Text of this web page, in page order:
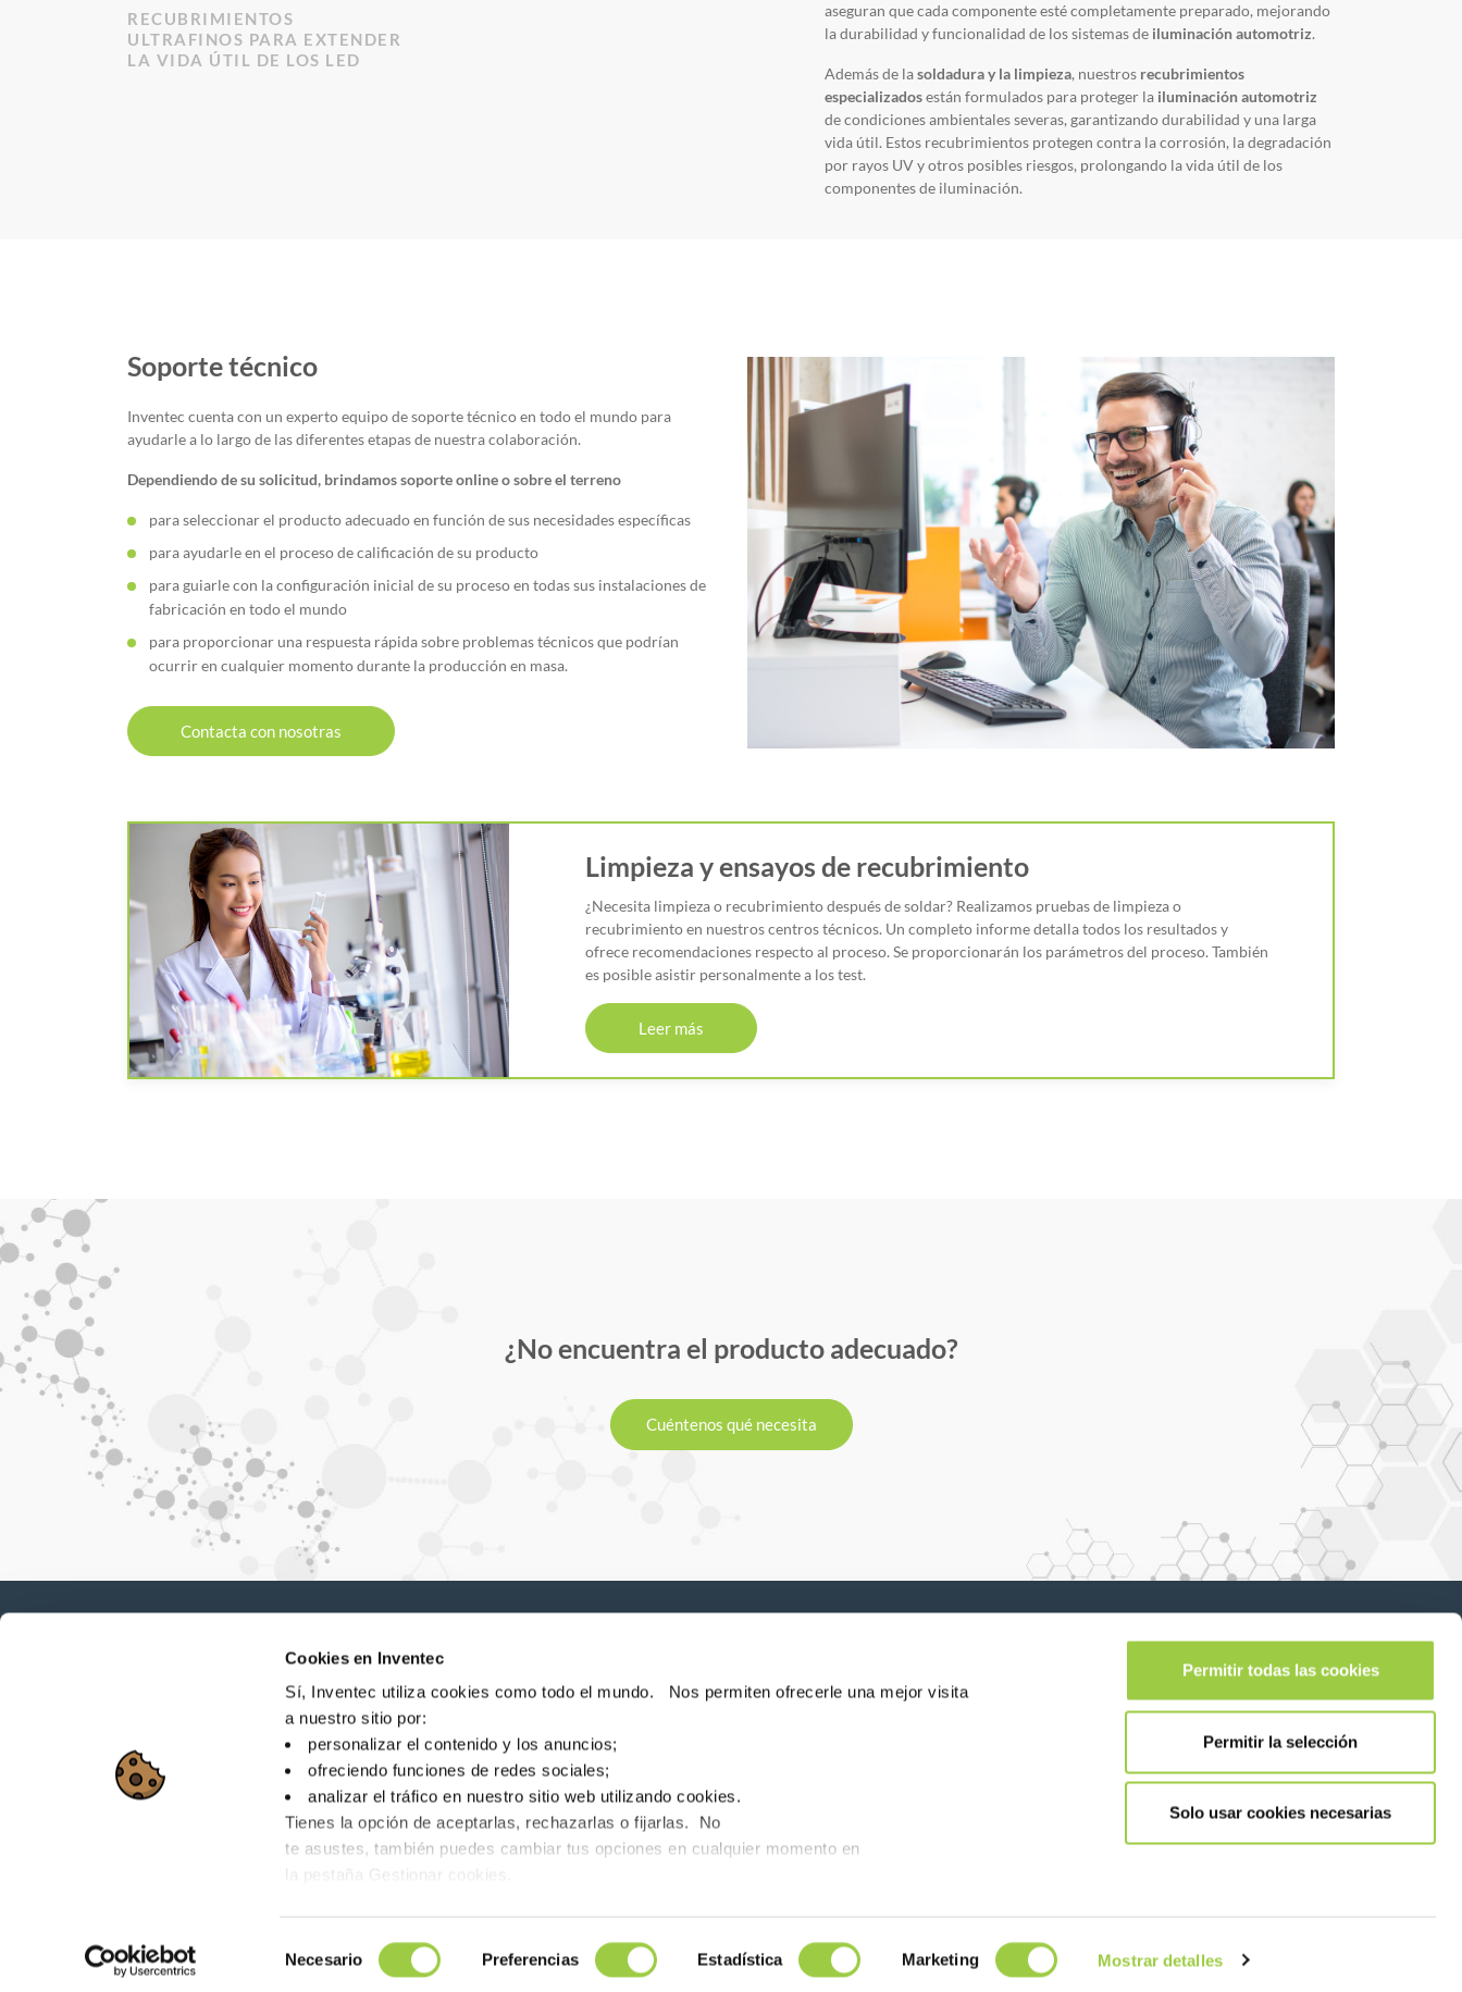
Cookies en Inventec
Sí, Inventec utiliza cookies como todo el mundo. Nos permiten ofrecerle una mejor visita
a nuestro sitio por:
personalizar el contenido y los anuncios;
ofreciendo funciones de redes sociales;
analizar el tráfico en nuestro sitio web utilizando cookies.
Tienes la opción de aceptarlas, rechazarlas o fijarlas. No
te asustes, también puedes cambiar tus opciones en cualquier momento en
la pestaña Gestionar cookies.
de
Necesario Preferencias Estadística Marketing Mostrar detalles
Permitir todas las cookies
Permitir la selección
Solo usar cookies necesarias
RECUBRIMIENTOS
ULTRAFINOS PARA EXTENDER
LA VIDA ÚTIL DE LOS LED
aseguran que cada componente esté completamente preparado, mejorando
la durabilidad y funcionalidad de los sistemas de iluminación automotriz.
Además de lasoldadura y la limpieza, nuestros recubrimientos
especializadosestán formulados para proteger la iluminación automotriz
de condiciones ambientales severas, garantizando durabilidad y una larga
vida útil. Estos recubrimientos protegen contra la corrosión, la degradación
por rayos UV y otros posibles riesgos, prolongando la vida útil de los
componentes de iluminación.
Soporte técnico
Inventec cuenta con un experto equipo de soporte técnico en todo el mundo para
ayudarle a lo largo de las diferentes etapas de nuestra colaboración.
Dependiendo de su solicitud, brindamos soporte online o sobre el terreno
para seleccionar el producto adecuado en función de sus necesidades específicas
para ayudarle en el proceso de calificación de su producto
para guiarle con la configuración inicial de su proceso en todas sus instalaciones de
fabricación en todo el mundo
para proporcionar una respuesta rápida sobre problemas técnicos que podrían
ocurrir en cualquier momento durante la producción en masa.
Contacta con nosotras
Limpieza y ensayos de recubrimiento
¿Necesita limpieza o recubrimiento después de soldar? Realizamos pruebas de limpieza o
recubrimiento en nuestros centros técnicos. Un completo informe detalla todos los resultados y
ofrece recomendaciones respecto al proceso. Se proporcionarán los parámetros del proceso. También
es posible asistir personalmente a los test.
Leer más
¿No encuentra el producto adecuado?
Cuéntenos qué necesita
Novedades, servicios, productos, ...
¡Manténgase conectado con nuestro boletín de noticias!
Síganos en:
Mapa del sitio Dónde estamos Noticias Buscador FDS